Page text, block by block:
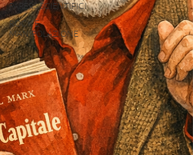
PAPERS SCIENTIFICI
ROCK E
MANIPOLAZIONE